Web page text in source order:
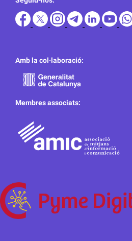
Amb la col·laboració:
Membres associats: